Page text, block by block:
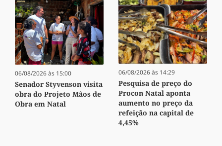
06/08/2026 às 15:00
Senador Styvenson visita
obra do Projeto Mãos de
Obra em Natal
06/08/2026 às 14:29
Pesquisa de preço do
Procon Natal aponta
aumento no preço da
refeição na capital de
4,45%